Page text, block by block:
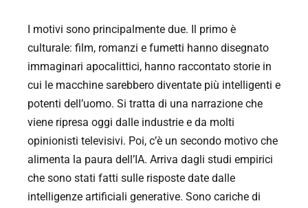
I motivi sono principalmente due. Il primo è
culturale: film, romanzi e fumetti hanno disegnato
immaginari apocalittici, hanno raccontato storie in
cui le macchine sarebbero diventate più intelligenti e
potenti dell’uomo. Si tratta di una narrazione che
viene ripresa oggi dalle industrie e da molti
opinionisti televisivi. Poi, c’è un secondo motivo che
alimenta la paura dell’IA. Arriva dagli studi empirici
che sono stati fatti sulle risposte date dalle
intelligenze artificiali generative. Sono cariche di